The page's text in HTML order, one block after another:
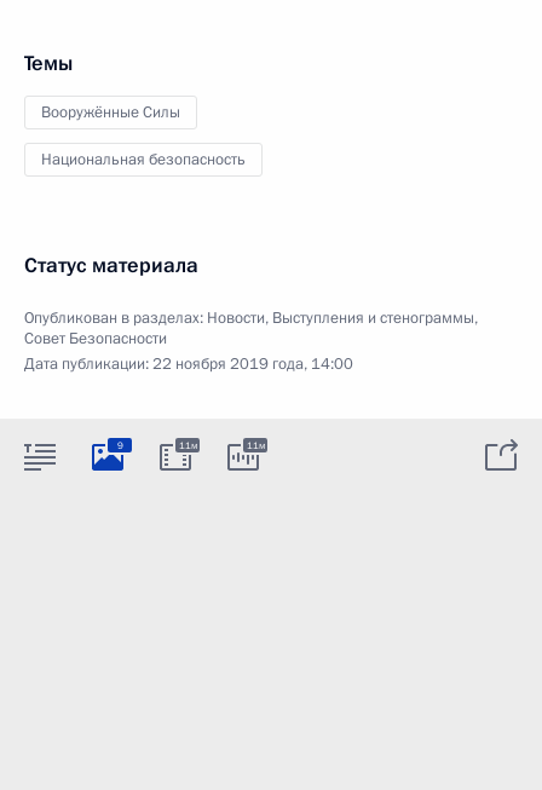
Темы
Вооружённые Силы
Национальная безопасность
Статус материала
Опубликован в разделах: Новости, Выступления и стенограммы,
Совет Безопасности
Дата публикации:22 ноября 2019 года, 14:00
9 11м 11м